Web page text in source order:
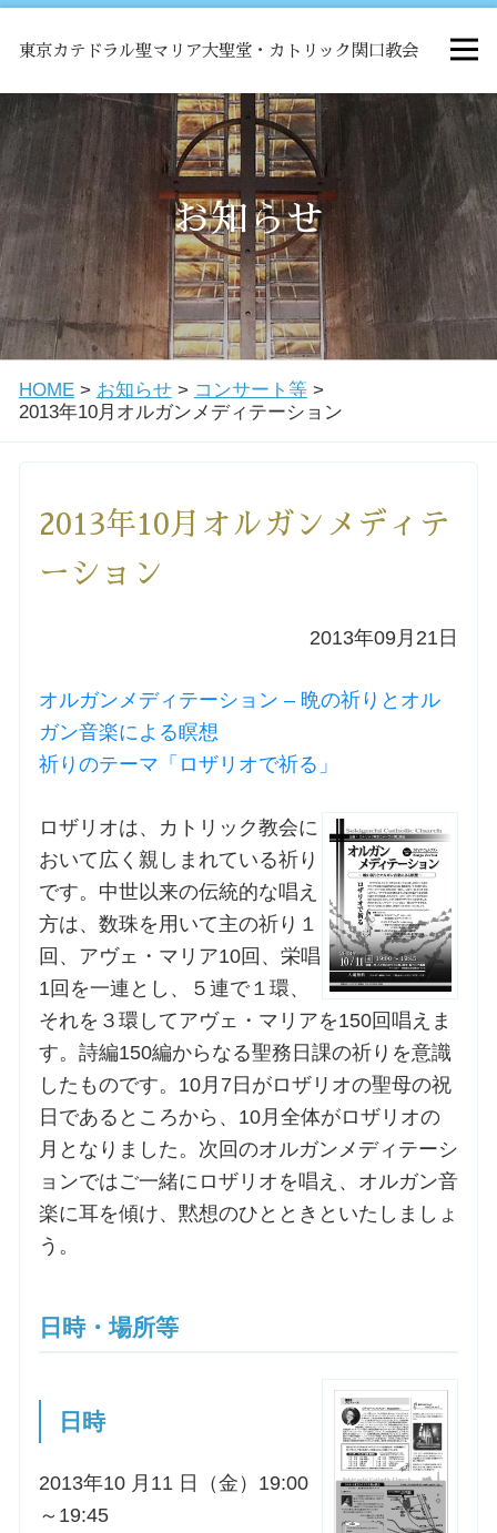
東京カテドラル聖マリア大聖堂・カトリック関口教会
HOME
ミサ
お知らせ
関口教会について
教会学校・中高生会
洗礼を希望される方
森田神父の講座
教区カテキスタの講座
三田助祭の講座
オルガンメディテーション
お問合せ
交通・アクセス
ご利用にあたって
お知らせ
HOME> お知らせ> コンサート等>
2013年10月オルガンメディテーション
2013年10月オルガンメディテ
ーション
2013年09月21日
オルガンメディテーション – 晩の祈りとオル
ガン音楽による瞑想
祈りのテーマ「ロザリオで祈る」
ロザリオは、カトリック教会に
おいて広く親しまれている祈り
です。中世以来の伝統的な唱え
方は、数珠を用いて主の祈り１
回、アヴェ・マリア10回、栄唱
1回を一連とし、５連で１環、
それを３環してアヴェ・マリアを150回唱えま
す。詩編150編からなる聖務日課の祈りを意識
したものです。10月7日がロザリオの聖母の祝
日であるところから、10月全体がロザリオの
月となりました。次回のオルガンメディテーシ
ョンではご一緒にロザリオを唱え、オルガン音
楽に耳を傾け、黙想のひとときといたしましょ
う。
日時・場所等
日時
2013年10 月11 日（金）19:00
～19:45